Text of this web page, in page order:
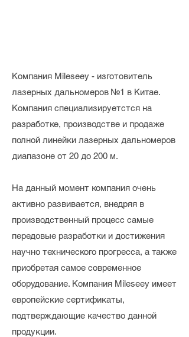
Компания Mileseey - изготовитель
лазерных дальномеров №1 в Китае.
Компания специализируетстся на
разработке, производстве и продаже
полной линейки лазерных дальномеров
диапазоне от 20 до 200 м.
На данный момент компания очень
активно развивается, внедряя в
производственный процесс самые
передовые разработки и достижения
научно технического прогресса, а также
приобретая самое современное
оборудование. Компания Mileseey имеет
европейские сертификаты,
подтверждающие качество данной
продукции.